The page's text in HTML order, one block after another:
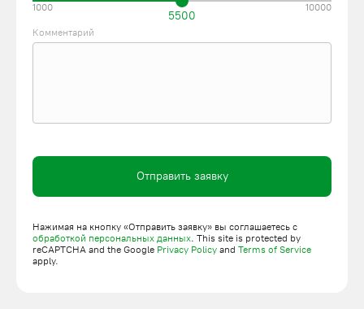
5500
1000 10000
Комментарий
Отправить заявку
Нажимая на кнопку «Отправить заявку» вы соглашаетесь с
обработкой персональных данных. This site is protected by
reCAPTCHA and the Google Privacy Policy and Terms of Service
apply.